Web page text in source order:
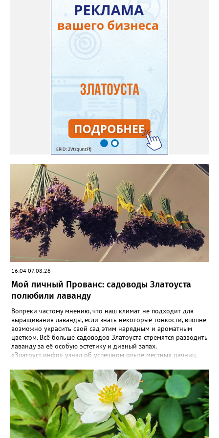
подкармливаю. Не терпится попробовать!». Опытные
бахчеводы из южных регионов в соцсетях посоветовали нашей
землячке: арбуз будет созревшим не раньше, чем с его кожуры
пропадет матовость (станет глянцевым). По срокам опыления
норма зрелости для «Коккоро» - не менее 42 дней от завязи
размером с грецкий орех. Екатерина выяснила у знающих
людей и причину своих неудач – её сеянцы не опылялись, и это
нужно было делать самостоятельно. «Мужской» цветочек для
этого прикладывают к «женскому» - тычинку к пестику. Фото:
Екатерина Громова, специально для «Златоуст.инфо».
Обсуждение новости здесь
ВКОНТАКТЕ https://vk.com/newszlatoust74
16:04 07.08.26
Мой личный Прованс: садоводы Златоуста
полюбили лаванду
Вопреки частому мнению, что наш климат не подходит для
выращивания лаванды, если знать некоторые тонкости, вполне
возможно украсить свой сад этим нарядным и ароматным
цветком. Всё больше садоводов Златоуста стремятся разводить
лаванду за её особую эстетику и дивный запах.
«Златоуст.инфо» узнал об успешном опыте местных дачниц.
семян (на фото), - отметила «Златоуст.инфо» хозяйка частного
дома Екатерина Бойко. – Посадила вдоль забора, потому что
низины этот цветок не любит. Вот уже второй год растет и
радует меня. Соседи просят саженцы: аромат и до них
доносится. В конце лета собираю лаванду в пучки, сушу –
получаются букеты и саше одновременно. Лаванда широко
используется и в кулинарии». Семена, отметила собеседница
нашего портала, у неё были сорта «Вознесенская узколистная».